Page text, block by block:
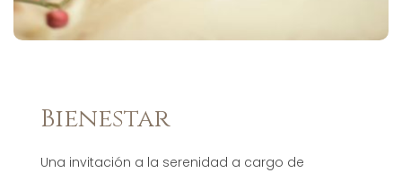
Bienestar
Una invitación a la serenidad a cargo de